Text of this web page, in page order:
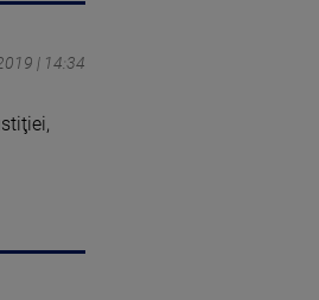
| 14:34